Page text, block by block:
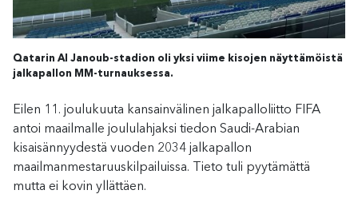
Qatarin Al Janoub-stadion oli yksi viime kisojen näyttämöistä
jalkapallon MM-turnauksessa.
Eilen 11. joulukuuta kansainvälinen jalkapalloliitto FIFA
antoi maailmalle joululahjaksi tiedon Saudi-Arabian
kisaisännyydestä vuoden 2034 jalkapallon
maailmanmestaruuskilpailuissa. Tieto tuli pyytämättä
mutta ei kovin yllättäen.